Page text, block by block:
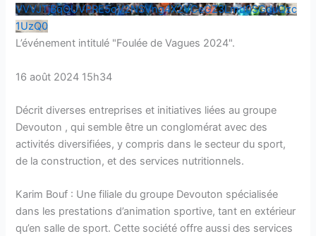
VVVJTjBqOUVPRE5qV2NSVng4X2VCeGZ3Lmd0SGduQzc
1UzQ0
L’événement intitulé "Foulée de Vagues 2024".
16 août 2024 15h34
Décrit diverses entreprises et initiatives liées au groupe
Devouton , qui semble être un conglomérat avec des
activités diversifiées, y compris dans le secteur du sport,
de la construction, et des services nutritionnels.
Karim Bouf : Une filiale du groupe Devouton spécialisée
dans les prestations d’animation sportive, tant en extérieur
qu’en salle de sport. Cette société offre aussi des services